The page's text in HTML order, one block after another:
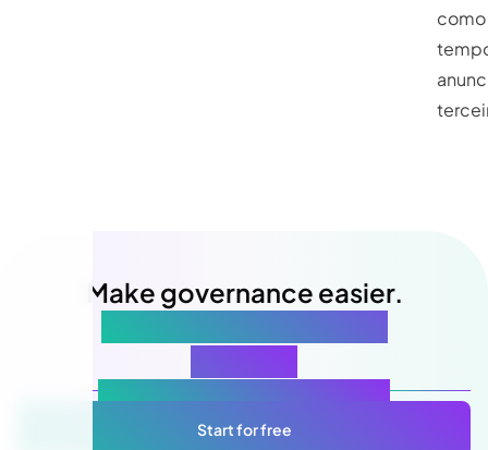
Make governance easier.
Start for free